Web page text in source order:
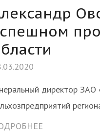
директор